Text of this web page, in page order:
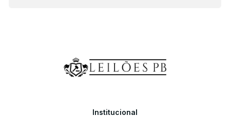
Institucional